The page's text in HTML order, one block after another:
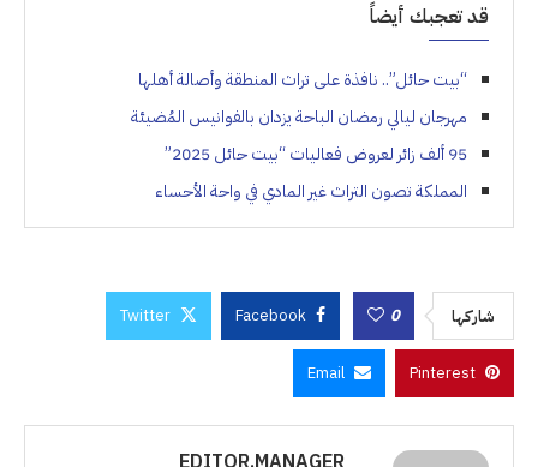
قد تعجبك أيضاً
“بيت حائل”.. نافذة على تراث المنطقة وأصالة أهلها
مهرجان ليالي رمضان الباحة يزدان بالفوانيس المُضيئة
95 ألف زائر لعروض فعاليات “بيت حائل 2025”
المملكة تصون التراث غير المادي في واحة الأحساء
شاركها 0
Facebook
Twitter
Pinterest
Email